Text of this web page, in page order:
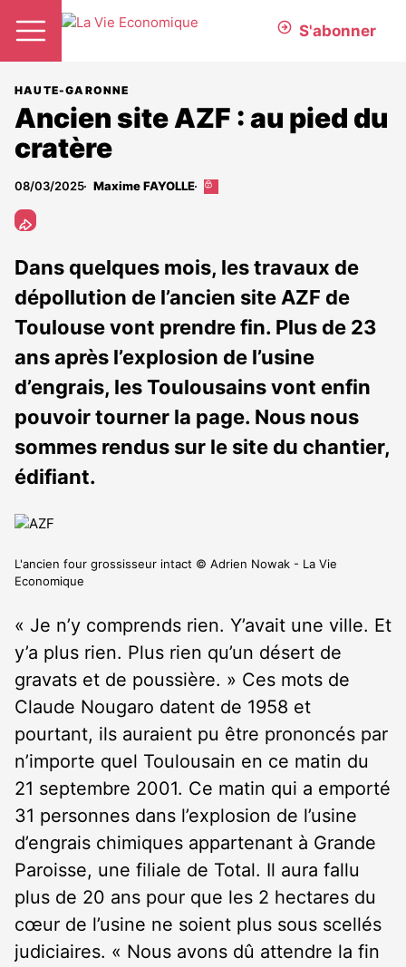
S'abonner
HAUTE-GARONNE
Ancien site AZF : au pied du
cratère
08/03/2025 Maxime FAYOLLE
Cet
abonnés
Dans quelques mois, les travaux de
dépollution de l’ancien site AZF de
Toulouse vont prendre fin. Plus de 23
ans après l’explosion de l’usine
d’engrais, les Toulousains vont enfin
pouvoir tourner la page. Nous nous
sommes rendus sur le site du chantier,
édifiant.
L'ancien four grossisseur intact © Adrien Nowak - La Vie
Economique
« Je n’y comprends rien. Y’avait une ville. Et
y’a plus rien. Plus rien qu’un désert de
gravats et de poussière. » Ces mots de
Claude Nougaro datent de 1958 et
pourtant, ils auraient pu être prononcés par
n’importe quel Toulousain en ce matin du
21 septembre 2001. Ce matin qui a emporté
31 personnes dans l’explosion de l’usine
d’engrais chimiques appartenant à Grande
Paroisse, une filiale de Total. Il aura fallu
plus de 20 ans pour que les 2 hectares du
cœur de l’usine ne soient plus sous scellés
judiciaires. « Nous avons dû attendre la fin